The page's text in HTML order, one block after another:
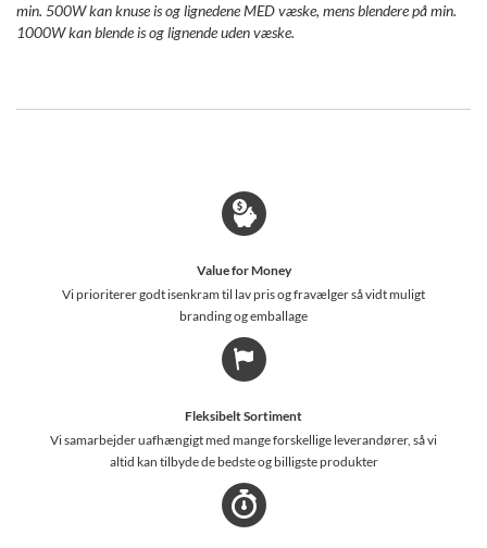
min. 500W kan knuse is og lignedene MED væske, mens blendere på min.
1000W kan blende is og lignende uden væske.
Value for Money
Vi prioriterer godt isenkram til lav pris og fravælger så vidt muligt
branding og emballage
Fleksibelt Sortiment
Vi samarbejder uafhængigt med mange forskellige leverandører, så vi
altid kan tilbyde de bedste og billigste produkter